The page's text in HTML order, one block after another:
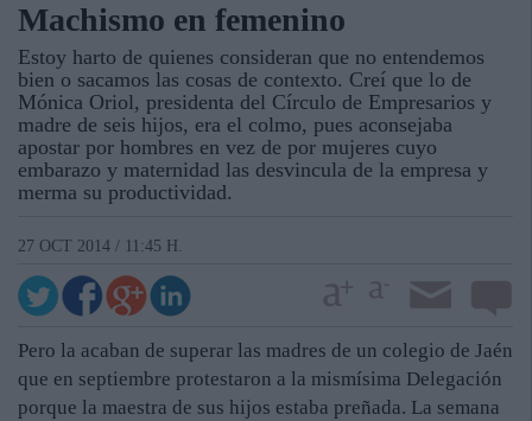
Machismo en femenino
Estoy harto de quienes consideran que no entendemos
bien o sacamos las cosas de contexto. Creí que lo de
Mónica Oriol, presidenta del Círculo de Empresarios y
madre de seis hijos, era el colmo, pues aconsejaba
apostar por hombres en vez de por mujeres cuyo
embarazo y maternidad las desvincula de la empresa y
merma su productividad.
27 OCT 2014 / 11:45 H.
Pero la acaban de superar las madres de un colegio de Jaén
que en septiembre protestaron a la mismísima Delegación
porque la maestra de sus hijos estaba preñada. La semana